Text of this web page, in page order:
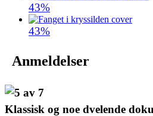
43%
43%
Anmeldelser
Klassisk og noe dvelende